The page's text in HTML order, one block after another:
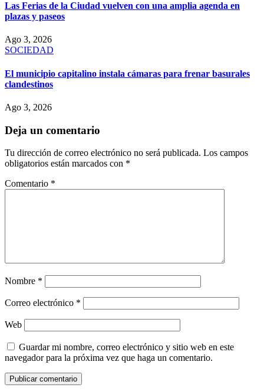
Las Ferias de la Ciudad vuelven con una amplia agenda en
plazas y paseos
Ago 3, 2026
SOCIEDAD
El municipio capitalino instala cámaras para frenar basurales
clandestinos
Ago 3, 2026
Deja un comentario
Tu dirección de correo electrónico no será publicada. Los campos
obligatorios están marcados con *
Comentario *
Nombre *
Correo electrónico *
Web
Guardar mi nombre, correo electrónico y sitio web en este
navegador para la próxima vez que haga un comentario.